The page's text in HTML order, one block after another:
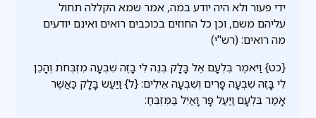
ידי פעור ולא היה יודע במה, אמר שמא הקללה תחול
עליהם משם, וכן כל החוזים בכוכבים רואים ואינם יודעים
מה רואים: (רש"י)
{כט} וַיֹּאמֶר בִּלְעָם אֶל בָּלָק בְּנֵה לִי בָזֶה שִׁבְעָה מִזְבְּחֹת וְהָכֵן
לִי בָּזֶה שִׁבְעָה פָרִים וְשִׁבְעָה אֵילִים: {ל} וַיַּעַשׂ בָּלָק כַּאֲשֶׁר
אָמַר בִּלְעָם וַיַּעַל פָּר וָאַיִל בַּמִּזְבֵּחַ: